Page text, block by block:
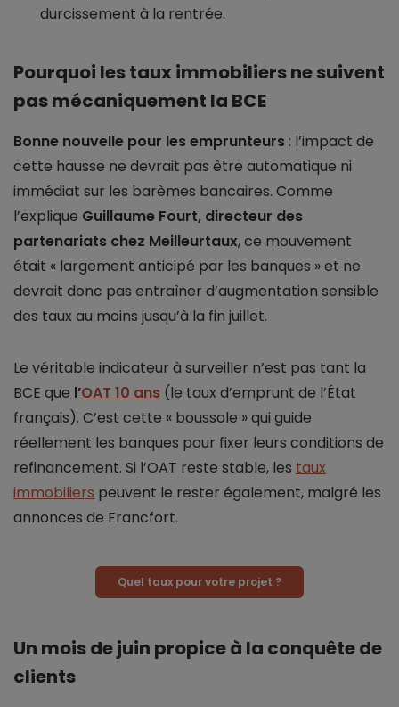
durcissement à la rentrée.
Pourquoi les taux immobiliers ne suivent
pas mécaniquement la BCE
Bonne nouvelle pour les emprunteurs : l’impact de
cette hausse ne devrait pas être automatique ni
immédiat sur les barèmes bancaires. Comme
l’explique Guillaume Fourt, directeur des
partenariats chez Meilleurtaux, ce mouvement
était « largement anticipé par les banques » et ne
devrait donc pas entraîner d’augmentation sensible
des taux au moins jusqu’à la fin juillet.
Le véritable indicateur à surveiller n’est pas tant la
BCE que l’OAT 10 ans (le taux d’emprunt de l’État
français). C’est cette « boussole » qui guide
réellement les banques pour fixer leurs conditions de
refinancement. Si l’OAT reste stable, les taux
immobiliers peuvent le rester également, malgré les
annonces de Francfort.
Quel taux pour votre projet ?
Un mois de juin propice à la conquête de
clients